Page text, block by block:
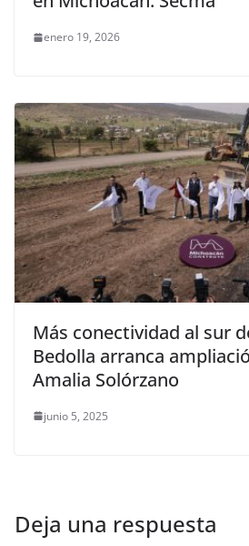
enero 19, 2026
Más conectividad al sur
Bedolla arranca
Amalia Solórzano
junio 5, 2025
Deja una respuesta